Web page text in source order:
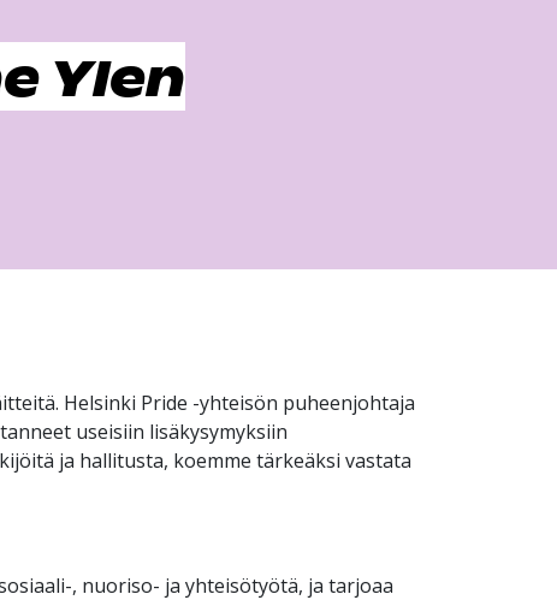
Ylen
Helsinki Pride -yhteisön puheenjohtaja
useisiin lisäkysymyksiin
ja hallitusta, koemme tärkeäksi vastata
, nuoriso- ja yhteisötyötä, ja tarjoaa